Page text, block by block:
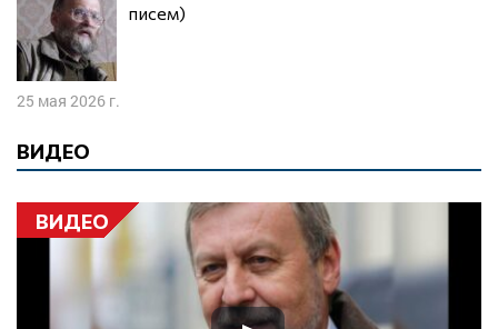
писем)
25 мая 2026 г.
ВИДЕО
ВИДЕО